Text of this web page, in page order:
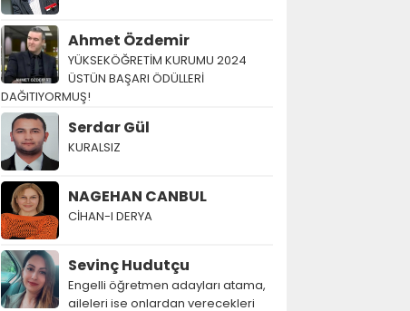
Ahmet Özdemir
YÜKSEKÖĞRETİM KURUMU 2024
ÜSTÜN BAŞARI ÖDÜLLERİ
DAĞITIYORMUŞ!
Serdar Gül
KURALSIZ
NAGEHAN CANBUL
CİHAN-I DERYA
Sevinç Hudutçu
Engelli öğretmen adayları atama,
aileleri ise onlardan verecekleri